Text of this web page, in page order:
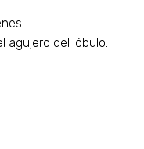
agujero del lóbulo.